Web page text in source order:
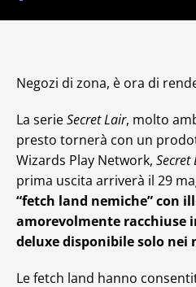
Negozi di zona, è ora di
La serieSecret Lair, molto
presto tornerà con un
Wizards Play Network,
prima uscita arriverà il 29
“fetch land nemiche” con
amorevolmente racchiuse
deluxe disponibile solo nei
Le fetch land hanno